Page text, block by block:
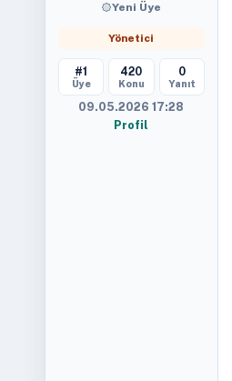
Yeni Üye
Yönetici
#1
Üye
420
Konu
0
Yanıt
09.05.2026 17:28
Profil